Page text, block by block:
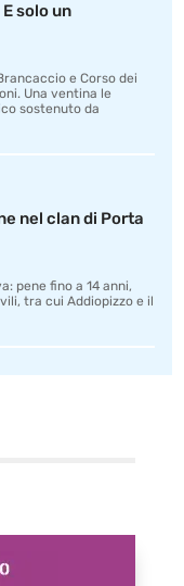
solo un
e Corso dei
Una ventina le
sostenuto da
nel clan di Porta
pene fino a 14 anni,
tra cui Addiopizzo e il